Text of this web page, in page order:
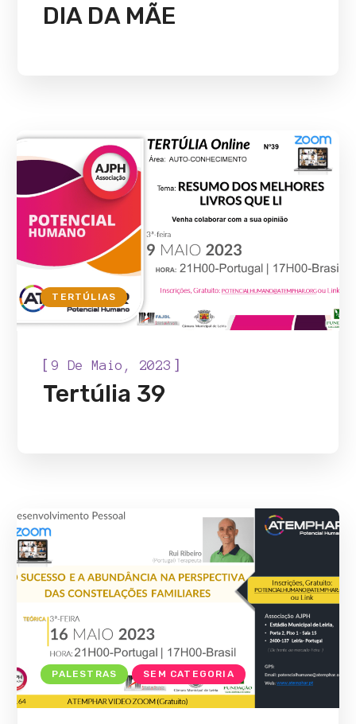
DIA DA MÃE
TERTÚLIAS
[9 De Maio, 2023 ]
Tertúlia 39
PALESTRAS SEM CATEGORIA